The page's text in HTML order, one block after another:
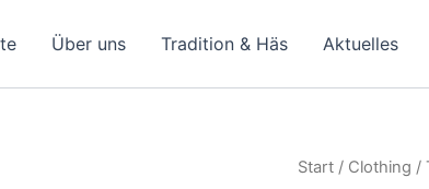
Über uns Tradition & Häs Aktuelles
Start / Clothing /
T-